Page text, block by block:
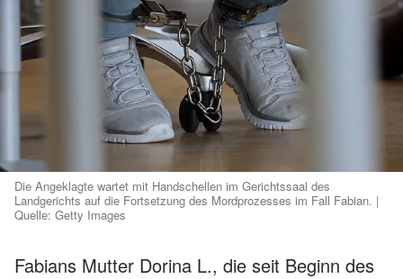
Die Angeklagte wartet mit Handschellen im Gerichtssaal des
Landgerichts auf die Fortsetzung des Mordprozesses im Fall Fabian. |
Quelle: Getty Images
Fabians Mutter Dorina L., die seit Beginn des